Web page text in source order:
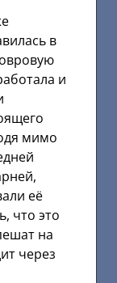
в
и
мимо
её
что это
на
через